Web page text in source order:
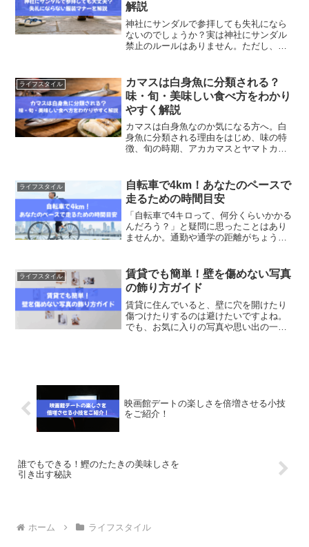
解説
神社にサンダルで参拝しても失礼になら
ないのでしょうか？実は神社にサンダル
禁止のルールはありません。ただし、ご
ル・レザーサンダルの違いや、神社で好
印象を持たれる服装マナーをわかりやす
く解説します。
ライフスタイル
カマスは白身魚に分類される？
味・旬・美味しい食べ方をわかり
やすく解説
カマスは白身魚なのか気になる方へ。白
身魚に分類される理由をはじめ、味の特
徴、旬の時期、アカカマスとヤマトカマ
ライフスタイル
自転車で4km！あなたのペースで
走るための時間目安
「自転車で4キロって、何分くらいかかる
んだろう？」と疑問に思ったことはあり
ませんか。通勤や通学の距離がちょうど
なことです。さらに、ママチャリとクロ
スバイク、電動自転車...
ライフスタイル
賃貸でも簡単！壁を傷めない写真
の飾り方ガイド
賃貸に住んでいると、壁に穴を開けたり
傷つけたりするのは避けたいですよね。
でも、お気に入りの写真や思い出の一枚
映画館デートの楽しさを倍増させる小技
をご紹介！
誰でもできる！鰹のたたきの美味しさを
引き出す秘訣
ホーム ライフスタイル